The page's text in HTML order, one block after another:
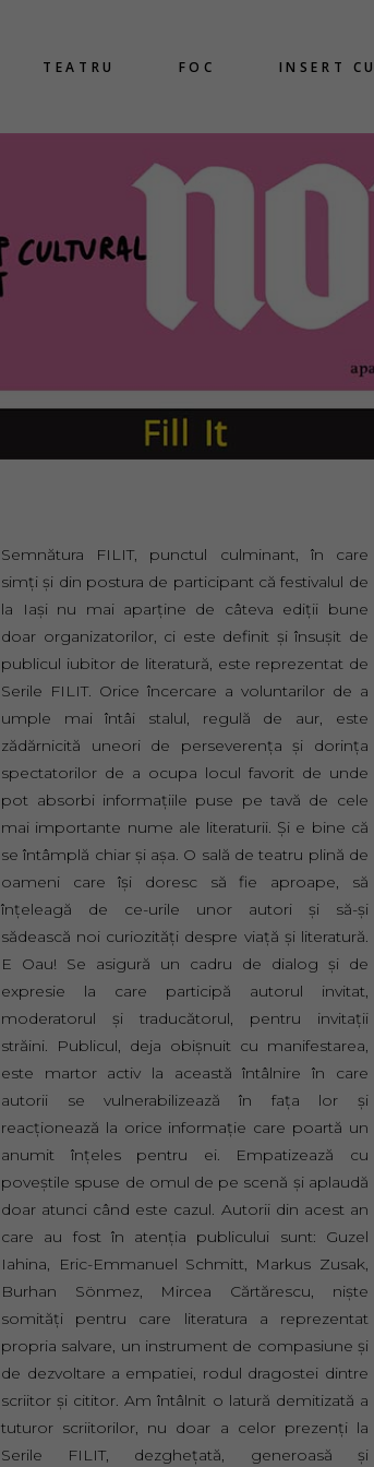
TEATRU FOC INSERT
Semnătura FILIT, punctul culminant, în care
simți și din postura de participant că festivalul de
la Iași nu mai aparține de câteva ediții bune
doar organizatorilor, ci este definit și însușit de
publicul iubitor de literatură, este reprezentat de
Serile FILIT. Orice încercare a voluntarilor de a
umple mai întâi stalul, regulă de aur, este
zădărnicită uneori de perseverența și dorința
spectatorilor de a ocupa locul favorit de unde
pot absorbi informațiile puse pe tavă de cele
mai importante nume ale literaturii. Și e bine că
se întâmplă chiar și așa. O sală de teatru plină de
oameni care își doresc să fie aproape, să
înțeleagă de ce-urile unor autori și să-și
sădească noi curiozități despre viață și literatură.
E Oau! Se asigură un cadru de dialog și de
expresie la care participă autorul invitat,
moderatorul și traducătorul, pentru invitații
străini. Publicul, deja obișnuit cu manifestarea,
este martor activ la această întâlnire în care
autorii se vulnerabilizează în fața lor și
reacționează la orice informație care poartă un
anumit înțeles pentru ei. Empatizează cu
poveștile spuse de omul de pe scenă și aplaudă
doar atunci când este cazul. Autorii din acest an
care au fost în atenția publicului sunt: Guzel
Iahina, Eric-Emmanuel Schmitt, Markus Zusak,
Burhan Sönmez, Mircea Cărtărescu, niște
somități pentru care literatura a reprezentat
propria salvare, un instrument de compasiune și
de dezvoltare a empatiei, rodul dragostei dintre
scriitor și cititor. Am întâlnit o latură demitizată a
tuturor scriitorilor, nu doar a celor prezenți la
Serile FILIT, dezghețată, generoasă și